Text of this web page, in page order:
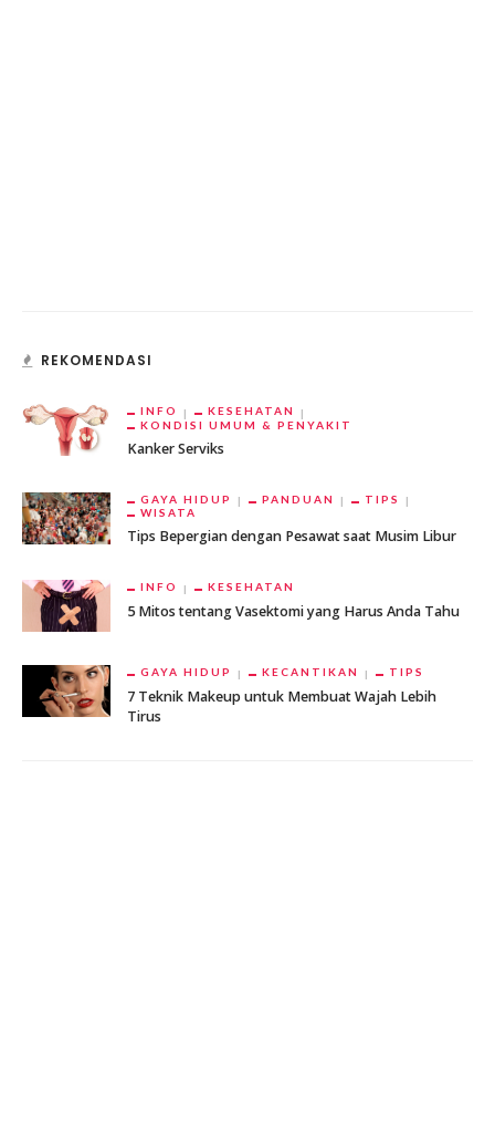
REKOMENDASI
INFO
KESEHATAN
KONDISI UMUM & PENYAKIT
Kanker Serviks
GAYA HIDUP PANDUAN
TIPS
WISATA
Tips Bepergian dengan Pesawat saat Musim Libur
INFO KESEHATAN
5 Mitos tentang Vasektomi yang Harus Anda Tahu
GAYA HIDUP KECANTIKAN TIPS
7 Teknik Makeup untuk Membuat Wajah Lebih
Tirus